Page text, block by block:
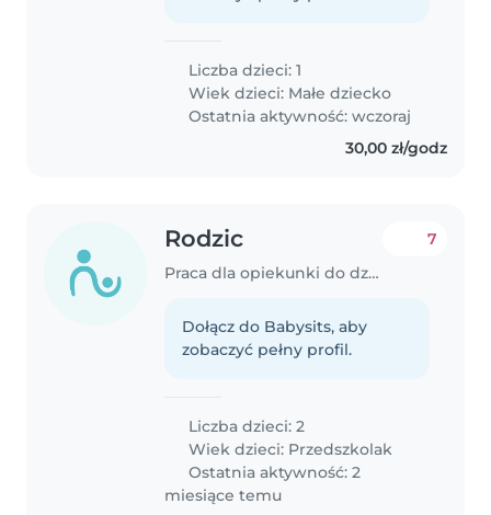
Liczba dzieci: 1
Wiek dzieci: Małe dziecko
Ostatnia aktywność: wczoraj
30,00 zł/godz
Rodzic
Praca dla opiekunki do dziecka w Białystok
7
Dołącz do Babysits, aby
zobaczyć pełny profil.
Liczba dzieci: 2
Wiek dzieci: Przedszkolak
Ostatnia aktywność: 2
miesiące temu